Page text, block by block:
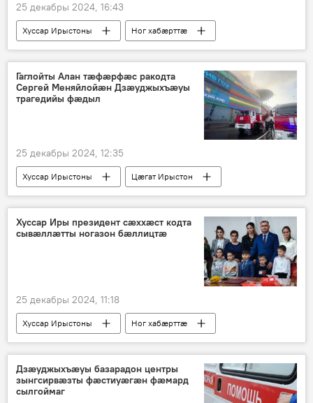
25 декабры 2024, 16:43
Хуссар Ирыстоны
Ног хабӕрттӕ
Президент
Ног аз
Гаглойты Алан тӕфӕрфӕс ракодта
Сергей Меняйлойӕн Дзӕуджыхъӕуы
трагедийы фӕдыл
25 декабры 2024, 12:35
Хуссар Ирыстоны
Цӕгат Ирыстон
Ног хабӕрттӕ
Хуссар Иры президент сӕххӕст кодта
сывӕллӕтты ногазон бӕллицтӕ
25 декабры 2024, 11:18
Хуссар Ирыстоны
Ног хабӕрттӕ
Ног аз
Гаглойты Алан
Дзӕуджыхъӕуы базарадон центры
зынгсирвӕзты фӕстиуӕгӕн фӕмард
сылгоймаг